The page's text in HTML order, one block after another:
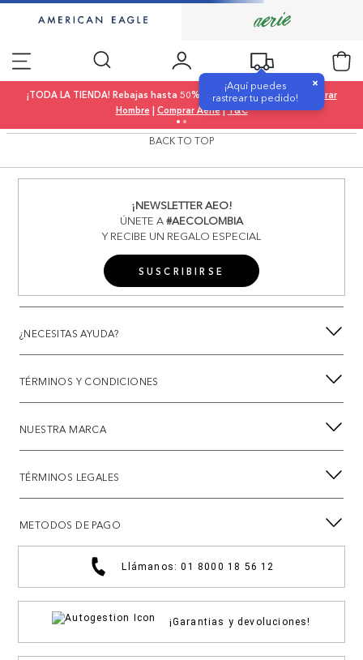
¡Aquí puedes
rastrear tu pedido!
×
¡TODA LA TIENDA! Rebajas hasta 50% OFF |Comprar Mujer|
Comprar
Hombre | Comprar Aerie|T&C
BACK TO TOP
¡NEWSLETTER AEO!
ÚNETE A#AECOLOMBIA
Y RECIBE UN REGALO ESPECIAL
SUSCRIBIRSE
¿NECESITAS AYUDA?
TÉRMINOS Y CONDICIONES
NUESTRA MARCA
TÉRMINOS LEGALES
METODOS DE PAGO
Llámanos: 01 8000 18 56 12
¡Garantias y devoluciones!